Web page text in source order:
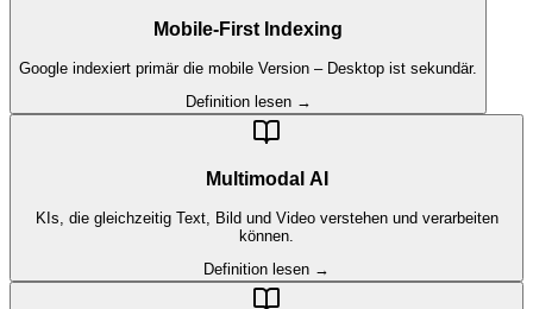
Mobile-First Indexing
Google indexiert primär die mobile Version – Desktop ist sekundär.
Definition lesen →
Multimodal AI
KIs, die gleichzeitig Text, Bild und Video verstehen und verarbeiten
können.
Definition lesen →